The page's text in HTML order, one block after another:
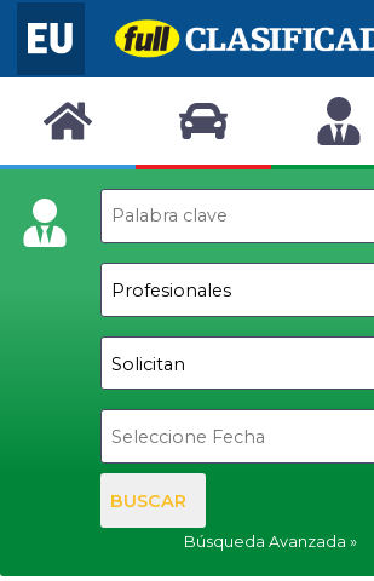
BUSCAR
Búsqueda Avanzada